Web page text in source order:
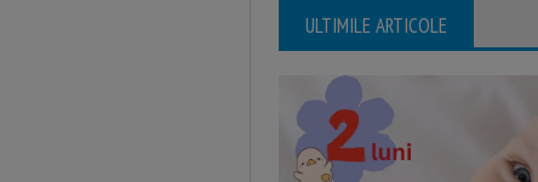
ULTIMILE ARTICOLE